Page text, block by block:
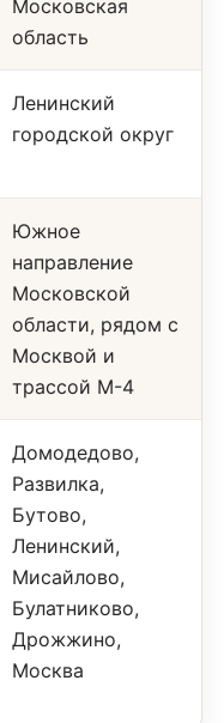
Московская
область
Ленинский
городской округ
Южное
направление
Московской
области, рядом с
Москвой и
трассой М-4
Домодедово,
Развилка,
Бутово,
Ленинский,
Мисайлово,
Булатниково,
Дрожжино,
Москва